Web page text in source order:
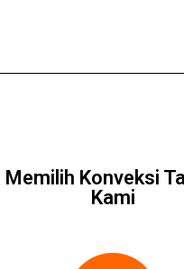
Memilih Konveksi
Kami